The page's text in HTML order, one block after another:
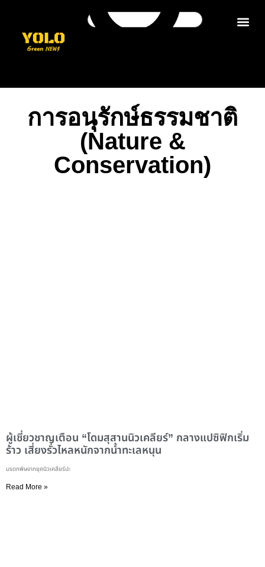
การอนุรักษ์ธรรมชาติ
(Nature &
Conservation)
ผู้เชี่ยวชาญเตือน “โดมสุสานนิวเคลียร์” กลางแปซิฟิกเริ่ม
ร้าว เสี่ยงรั่วไหลหนักจากน้ำทะเลหนุน
มรดกพิษจากยุคนิวเคลียร์ปะ
Read More »